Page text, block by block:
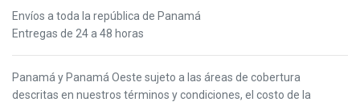
Envíos a toda la república de Panamá
Entregas de 24 a 48 horas
Panamá y Panamá Oeste sujeto a las áreas de cobertura
descritas en nuestros términos y condiciones, el costo de la